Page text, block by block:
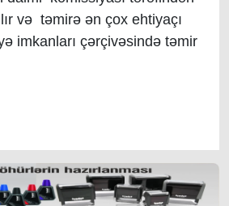
və təmirə ən çox ehtiyaçı
imkanları çərçivəsində təmir